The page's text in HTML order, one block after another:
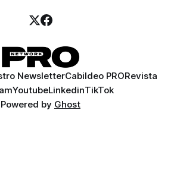
NewsletterCabildeo PRORevista
YoutubeLinkedinTikTok
Powered by Ghost